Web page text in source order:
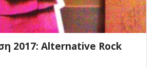
2017: Alternative Rock